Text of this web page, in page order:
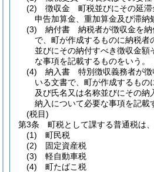
(2)
徴収金 町税並びにその延滞
申告加算金、重加算金及び滞納
(3)
納付書 納税者が徴収金を納
で、町が作成するものに納税者
並びにその納付すべき徴収金額
な事項を記載するものをいう。
(4)
納入書 特別徴収義務者が徴
いる文書で、町が作成するもの
及び氏名又は名称並びにその納
納入について必要な事項を記載
(税目)
第3条
町税として課する普通税は
(1)
町民税
(2)
固定資産税
(3)
軽自動車税
(4)
町たばこ税